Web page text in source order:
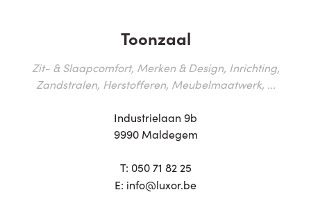
Toonzaal
Zit- & Slaapcomfort, Merken & Design, Inrichting,
Zandstralen, Herstofferen, Meubelmaatwerk, ...
Industrielaan 9b
9990 Maldegem
T: 050 71 82 25
E: info@luxor.be